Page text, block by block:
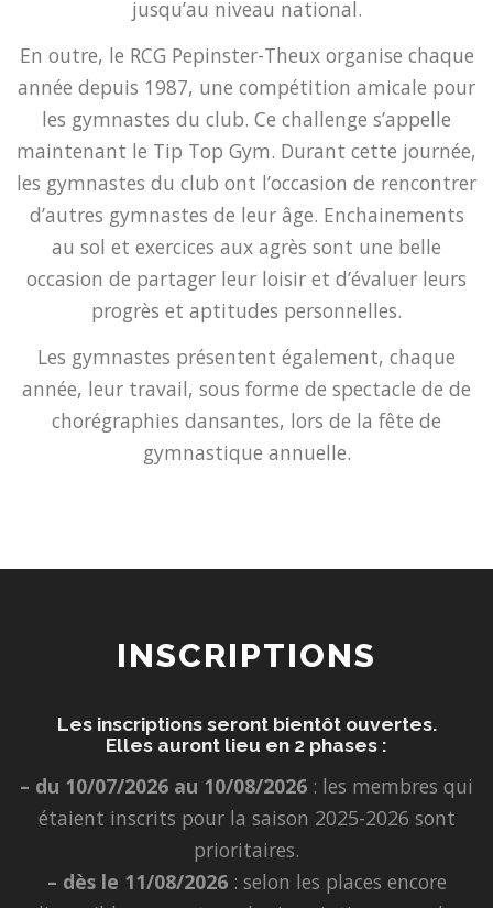
jusqu’au niveau national.
En outre, le RCG Pepinster-Theux organise chaque
année depuis 1987, une compétition amicale pour
les gymnastes du club. Ce challenge s’appelle
maintenant le Tip Top Gym. Durant cette journée,
les gymnastes du club ont l’occasion de rencontrer
d’autres gymnastes de leur âge. Enchainements
au sol et exercices aux agrès sont une belle
occasion de partager leur loisir et d’évaluer leurs
progrès et aptitudes personnelles.
Les gymnastes présentent également, chaque
année, leur travail, sous forme de spectacle de de
chorégraphies dansantes, lors de la fête de
gymnastique annuelle.
INSCRIPTIONS
Les inscriptions seront bientôt ouvertes.
Elles auront lieu en 2 phases :
– du 10/07/2026 au 10/08/2026 : les membres qui
étaient inscrits pour la saison 2025-2026 sont
prioritaires.
– dès le 11/08/2026: selon les places encore